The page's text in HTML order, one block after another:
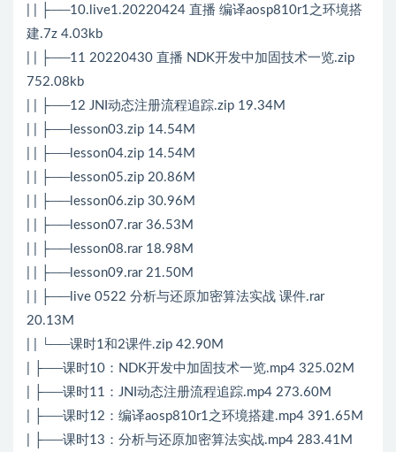
| | ├──10.live1.20220424 直播 编译aosp810r1之环境搭
建.7z 4.03kb
| | ├──11 20220430 直播 NDK开发中加固技术一览.zip
752.08kb
| | ├──12 JNI动态注册流程追踪.zip 19.34M
| | ├──lesson03.zip 14.54M
| | ├──lesson04.zip 14.54M
| | ├──lesson05.zip 20.86M
| | ├──lesson06.zip 30.96M
| | ├──lesson07.rar 36.53M
| | ├──lesson08.rar 18.98M
| | ├──lesson09.rar 21.50M
| | ├──live 0522 分析与还原加密算法实战 课件.rar
20.13M
| | └──课时1和2课件.zip 42.90M
| ├──课时10：NDK开发中加固技术一览.mp4 325.02M
| ├──课时11：JNI动态注册流程追踪.mp4 273.60M
| ├──课时12：编译aosp810r1之环境搭建.mp4 391.65M
| ├──课时13：分析与还原加密算法实战.mp4 283.41M